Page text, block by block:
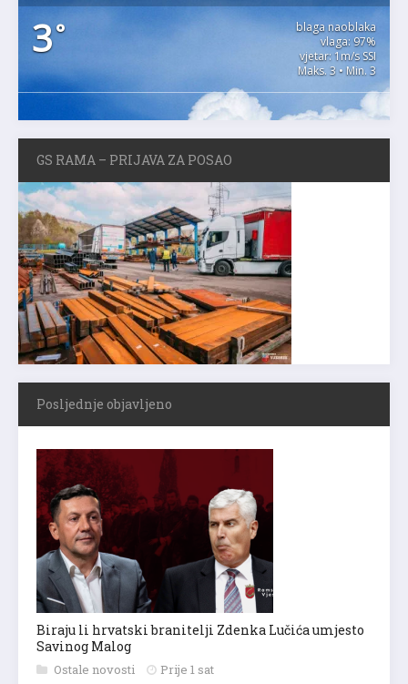
3°
blaga naoblaka
vlaga: 97%
vjetar: 1m/s SSI
Maks. 3 • Min. 3
GS RAMA – PRIJAVA ZA POSAO
Posljednje objavljeno
Biraju li hrvatski branitelji Zdenka Lučića umjesto
Savinog Malog
Ostale novosti Prije 1 sat